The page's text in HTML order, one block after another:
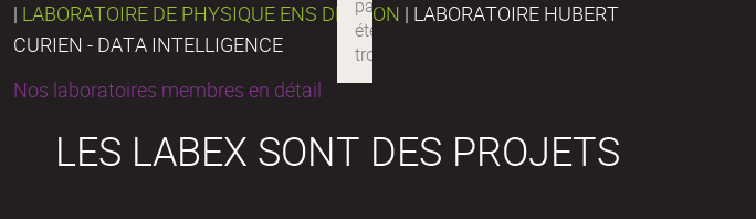
| LABORATOIRE DE PHYSIQUE ENS DE LYON | LABORATOIRE HUBERT
CURIEN - DATA INTELLIGENCE
Nos laboratoires membres en détail
LES LABEX SONT DES PROJETS